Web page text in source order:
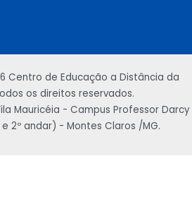
Centro de Educação a Distância da
os direitos reservados.
Mauricéia - Campus Professor Darcy
e 2º andar) - Montes Claros /MG.